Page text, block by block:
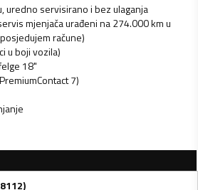
uredno servisirano i bez ulaganja
mjenjača urađeni na 274.000 km u
račune)
u boji vozila)
18"
7)
)